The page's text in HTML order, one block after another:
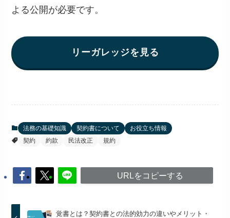
よる公開が必要です。
リーガレッジを見る
法務の基礎知識 契約書について
お役立ち情報
契約
約款 民法改正 規約
URLをコピーする
覚書とは？契約書との法的効力の違いやメリット・